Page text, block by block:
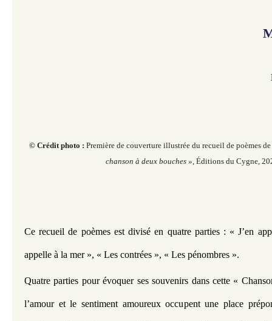
© Crédit photo : Première de couverture illustrée du recueil de poèmes
chanson à deux bouches », Éditions du Cygne,
Ce recueil de poèmes est divisé en quatre parties : « J’en
appelle à la mer », « Les contrées », « Les pénombres ».
Quatre parties pour évoquer ses souvenirs dans cette «
l’amour et le sentiment amoureux occupent une place